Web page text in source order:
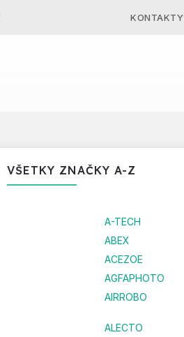
KONTAKTY
VŠETKY ZNAČKY A-Z
A-TECH
ABEX
ACEZOE
AGFAPHOTO
AIRROBO
ALECTO